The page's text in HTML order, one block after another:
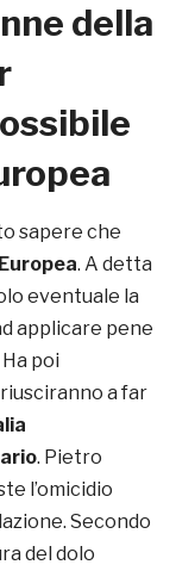
della
sapere che
. A detta
eventuale la
applicare pene
Ha poi
a far
. Pietro
l’omicidio
Secondo
del dolo